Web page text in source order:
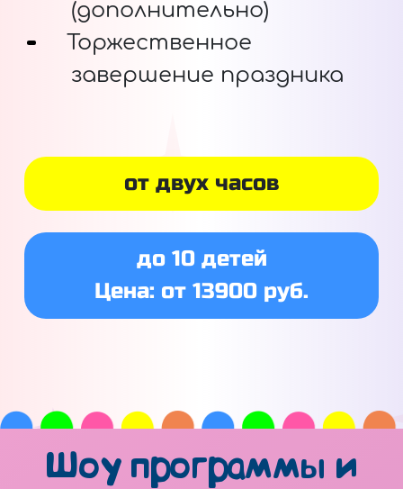
(дополнительно)
Торжественное
завершение праздника
от двух часов
до 10 детей
Цена: от 13900 руб.
Шоу программы и